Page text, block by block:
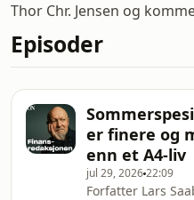
Thor Chr. Jensen og
Episoder
er finere og
enn et A4-liv
jul 29, 202622:09
Forfatter Lars